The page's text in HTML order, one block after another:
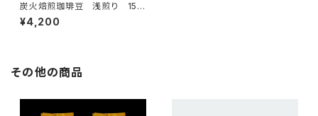
炭火焙煎珈琲豆 浅煎り 150
g ×2袋set
¥4,200
その他の商品